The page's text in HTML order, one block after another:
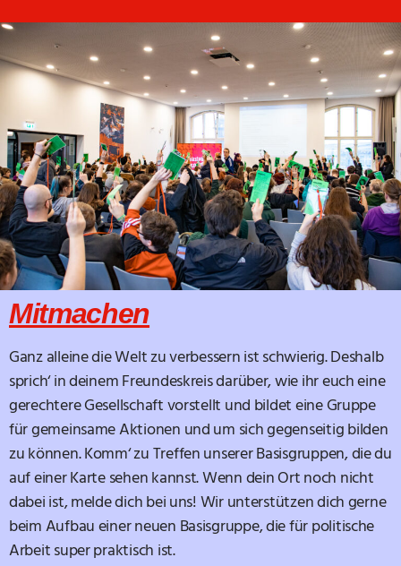
Mitmachen
Ganz alleine die Welt zu verbessern ist schwierig. Deshalb
sprich‘ in deinem Freundeskreis darüber, wie ihr euch eine
gerechtere Gesellschaft vorstellt und bildet eine Gruppe
für gemeinsame Aktionen und um sich gegenseitig bilden
zu können. Komm‘ zu Treffen unserer Basisgruppen, die du
auf einer Karte sehen kannst. Wenn dein Ort noch nicht
dabei ist, melde dich bei uns! Wir unterstützen dich gerne
beim Aufbau einer neuen Basisgruppe, die für politische
Arbeit super praktisch ist.